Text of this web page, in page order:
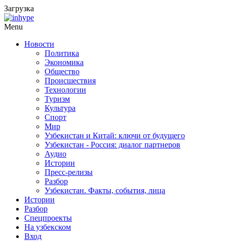
Загрузка
Menu
Новости
Политика
Экономика
Общество
Происшествия
Технологии
Туризм
Культура
Спорт
Мир
Узбекистан и Китай: ключи от будущего
Узбекистан - Россия: диалог партнеров
Аудио
Истории
Пресс-релизы
Разбор
Узбекистан. Факты, события, лица
Истории
Разбор
Спецпроекты
На узбекском
Вход